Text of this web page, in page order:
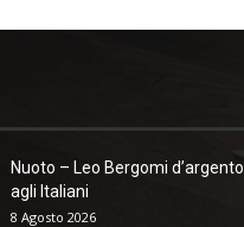
Nuoto – Leo Bergomi d’argento
agli Italiani
8 Agosto 2026